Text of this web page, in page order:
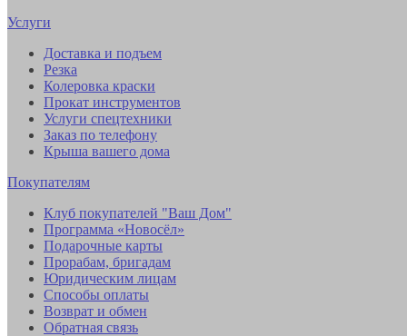
Услуги
Доставка и подъем
Резка
Колеровка краски
Прокат инструментов
Услуги спецтехники
Заказ по телефону
Крыша вашего дома
Покупателям
Клуб покупателей "Ваш Дом"
Программа «Новосёл»
Подарочные карты
Прорабам, бригадам
Юридическим лицам
Способы оплаты
Возврат и обмен
Обратная связь